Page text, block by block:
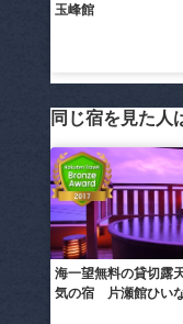
玉峰館
同じ宿を見た人
海一望無料の貸切露
気の宿 片瀬館ひい